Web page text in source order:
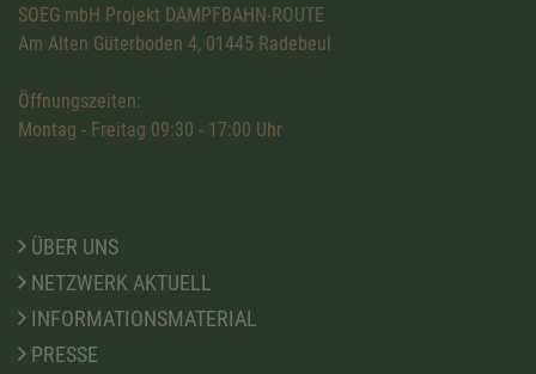
SOEG mbH Projekt DAMPFBAHN-ROUTE
Am Alten Güterboden 4, 01445 Radebeul
Öffnungszeiten:
Montag - Freitag 09:30 - 17:00 Uhr
ÜBER UNS
NETZWERK AKTUELL
INFORMATIONSMATERIAL
PRESSE